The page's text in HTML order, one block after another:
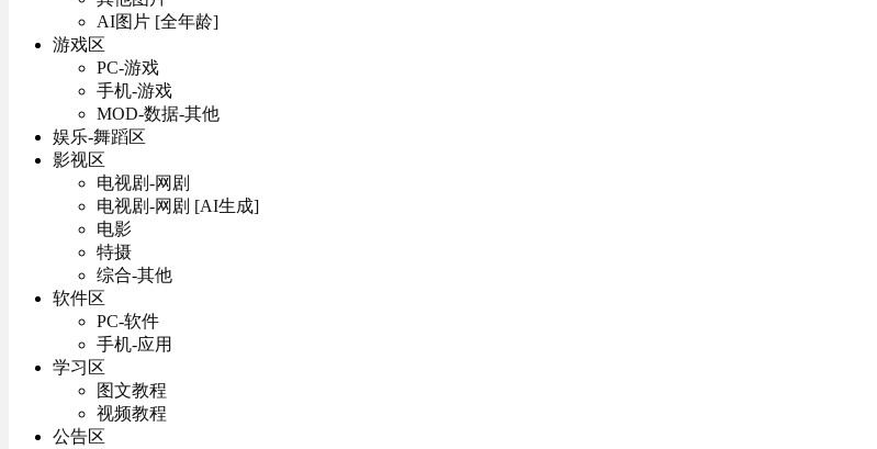
AI图片 [全年龄]
游戏区
PC-游戏
手机-游戏
MOD-数据-其他
娱乐-舞蹈区
影视区
电视剧-网剧
电视剧-网剧 [AI生成]
电影
特摄
综合-其他
软件区
PC-软件
手机-应用
学习区
图文教程
视频教程
公告区